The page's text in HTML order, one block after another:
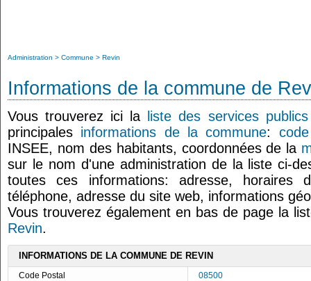
Administration Commune Revin
Informations de la commune de
Vous trouverez ici la
liste des services
principales informations de la commune:
INSEE, nom des habitants, coordonnées de la
sur le nom d'une administration de la liste ci-
toutes ces informations: adresse, horaires
téléphone, adresse du site web, informations
Vous trouverez également en bas de page la
Revin.
INFORMATIONS DE LA COMMUNE DE REVIN
Code Postal
08500